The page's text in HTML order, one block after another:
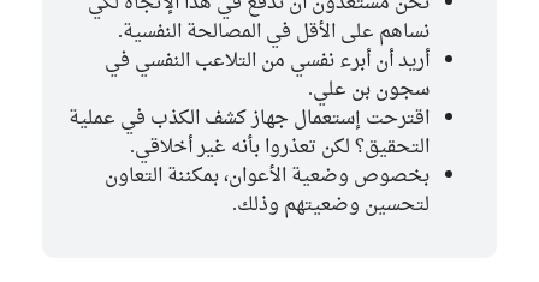
نساهم على الأقل في المصالحة النفسية.
أريد أن أبرء نفسي من التلاعب النفسي في
سجون بن علي.
اقترحت إستعمال جهاز كشف الكذب في عملية
التحقيق؟ لكن تعذروا بأنه غير أخلاقي.
بخصوص وضعية الأعوان، بمكننة التعاون
لتحسين وضعيتهم وذلك.